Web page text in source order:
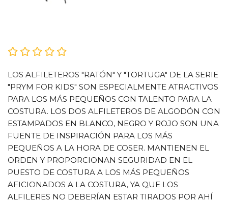
LOS ALFILETEROS "RATÓN" Y "TORTUGA" DE LA SERIE
"PRYM FOR KIDS" SON ESPECIALMENTE ATRACTIVOS
PARA LOS MÁS PEQUEÑOS CON TALENTO PARA LA
COSTURA. LOS DOS ALFILETEROS DE ALGODÓN CON
ESTAMPADOS EN BLANCO, NEGRO Y ROJO SON UNA
FUENTE DE INSPIRACIÓN PARA LOS MÁS
PEQUEÑOS A LA HORA DE COSER. MANTIENEN EL
ORDEN Y PROPORCIONAN SEGURIDAD EN EL
PUESTO DE COSTURA A LOS MÁS PEQUEÑOS
AFICIONADOS A LA COSTURA, YA QUE LOS
ALFILERES NO DEBERÍAN ESTAR TIRADOS POR AHÍ